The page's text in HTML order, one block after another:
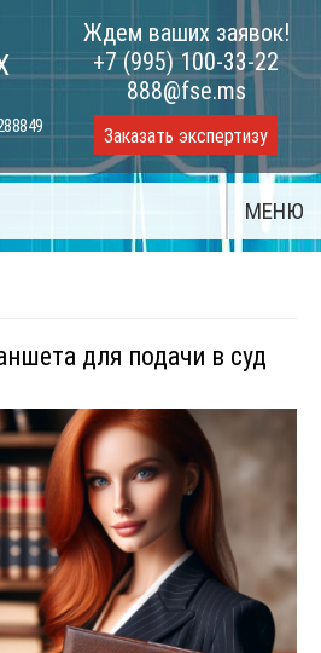
Ждем ваших заявок!
+7 (995) 100-33-22
888@fse.ms
Заказать экспертизу
МЕНЮ
для подачи в суд